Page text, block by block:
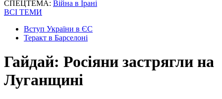
СПЕЦТЕМА: Війна в Ірані
ВСІ ТЕМИ
Вступ України в ЄС
Теракт в Барселоні
Гайдай: Росіяни застрягли на
Луганщині